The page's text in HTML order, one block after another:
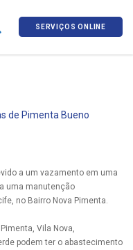
SERVIÇOS ONLINE
de Pimenta Bueno
a um vazamento em uma
uma manutenção
no Bairro Nova Pimenta.
Vila Nova,
podem ter o abastecimento